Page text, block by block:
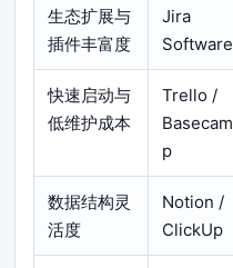
生态扩展与
插件丰富度
Jira
Software
快速启动与
低维护成本
Trello /
Basecam
p
数据结构灵
活度
Notion /
ClickUp